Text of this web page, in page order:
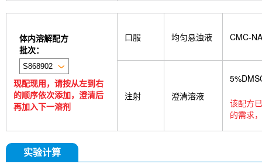
体内溶解配方
批次：
现配现用，请按从左到右
的顺序依次添加，澄清后
再加入下一溶剂
口服 均匀悬浊液 CMC-NA
注射 澄清溶液
该配方
的需求
实验计算